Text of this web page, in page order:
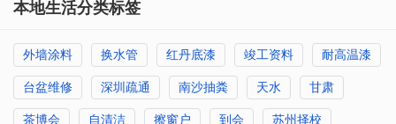
本地生活分类标签
外墙涂料 换水管 红丹底漆 竣工资料 耐高温漆
台盆维修 深圳疏通 南沙抽粪 天水 甘肃
茶博会 自清洁 擦窗户 到会 苏州择校